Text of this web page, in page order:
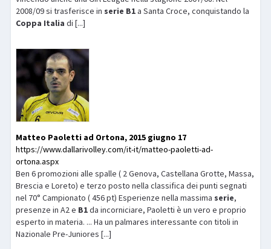
2008/09 si trasferisce in serie B1a Santa Croce, conquistando la
Coppa Italia di [...]
Matteo Paoletti ad Ortona, 2015 giugno 17
https://www.dallarivolley.com/it-it/matteo-paoletti-ad-
ortona.aspx
Ben 6 promozioni alle spalle ( 2 Genova, Castellana Grotte, Massa,
Brescia e Loreto) e terzo posto nella classifica dei punti segnati
nel 70° Campionato ( 456 pt) Esperienze nella massima serie,
presenze in A2 e B1da incorniciare, Paoletti è un vero e proprio
esperto in materia. ... Ha un palmares interessante con titoli in
Nazionale Pre-Juniores [...]